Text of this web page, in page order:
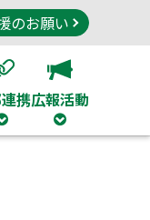
のお願い
携広報活動